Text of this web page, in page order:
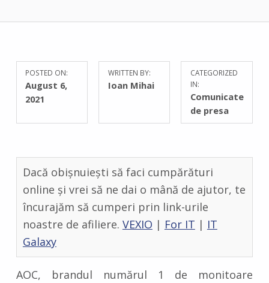
POSTED ON:
August 6,
2021
WRITTEN BY:
Ioan Mihai
C
O
M
T
S
CATEGORIZED
IN:
Comunicate
de presa
Dacă obișnuiești să faci cumpărături
online și vrei să ne dai o mână de ajutor, te
încurajăm să cumperi prin link-urile
noastre de afiliere. VEXIO | For IT | IT
Galaxy
AOC, brandul numărul 1 de monitoare